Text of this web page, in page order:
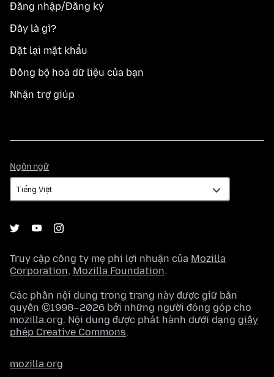
Đăng nhập/Đăng ký
Đây là gì?
Đặt lại mật khẩu
Đồng bộ hoá dữ liệu của bạn
Nhận trợ giúp
Ngôn ngữ
ngữ
Truy cập công ty mẹ phi lợi nhuận của Mozilla
Corporation, Mozilla Foundation.
Các phần nội dung trong trang này được giữ bản
quyền ©1998–2026 bởi những người đóng góp cho
mozilla.org. Nội dung được phát hành dưới dạng giấy
phép Creative Commons.
mozilla.org